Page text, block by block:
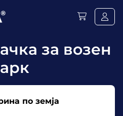
за возен
по земја